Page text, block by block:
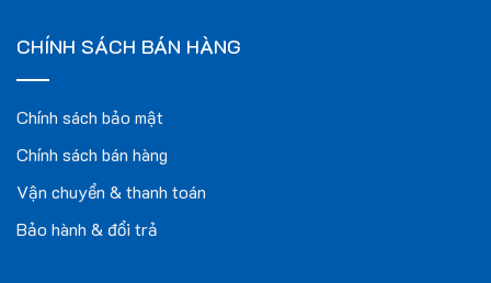
CHÍNH SÁCH BÁN HÀNG
Chính sách bảo mật
Chính sách bán hàng
Vận chuyển & thanh toán
Bảo hành & đổi trả